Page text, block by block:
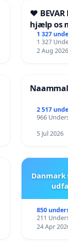
❤️ BEVAR
hjælp os
fremtid
1 327
1 327
2 Aug 2026
2 517
966
5 Jul 2026
Danmark
850
211
24 Apr